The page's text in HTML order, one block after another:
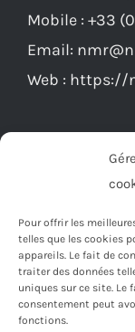
Pour offrir les
telles que les cookies
appareils. Le fait de
traiter des données
uniques sur ce site. Le
consentement peut
fonctions.
Mobile : +33
Email:
Web : https://